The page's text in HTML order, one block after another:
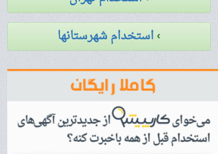
›استخدام شهرستانها